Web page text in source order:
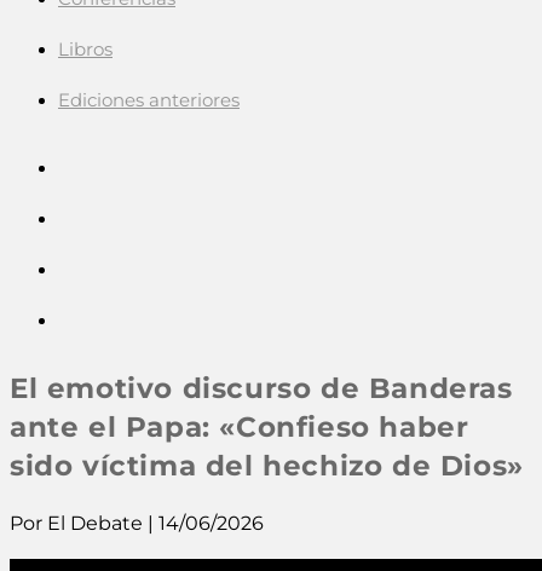
Libros
Ediciones anteriores
El emotivo discurso de Banderas
ante el Papa: «Confieso haber
sido víctima del hechizo de Dios»
Por El Debate | 14/06/2026